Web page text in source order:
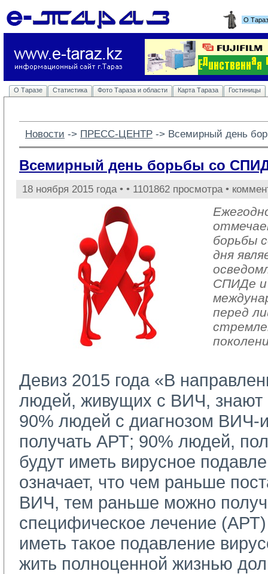
О
О Таразе Статистика Фото Тараза и области Карта Тараза Гостиницы
Новости -> ПРЕСС-ЦЕНТР -> Всемирный день
Всемирный день борьбы со
18 ноября 2015 года • • 1101862 просмотра •
борьбы
дня
СПИДе и
перед
Девиз 2015 года «В
людей, живущих с ВИЧ, знают
90% людей с диагнозом ВИЧ-
получать АРТ; 90% людей,
будут иметь вирусное
означает, что чем раньше
ВИЧ, тем раньше можно
специфическое лечение
иметь такое подавление
жить полноценной жизнью